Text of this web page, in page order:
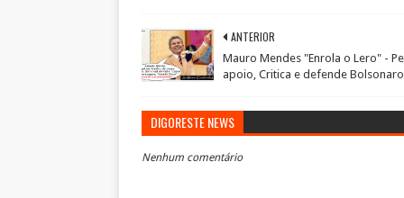
ANTERIOR
Mauro Mendes "Enrola o Lero" -
apoio, Critica e defende Bolsonaro
DIGORESTE NEWS
Nenhum comentário